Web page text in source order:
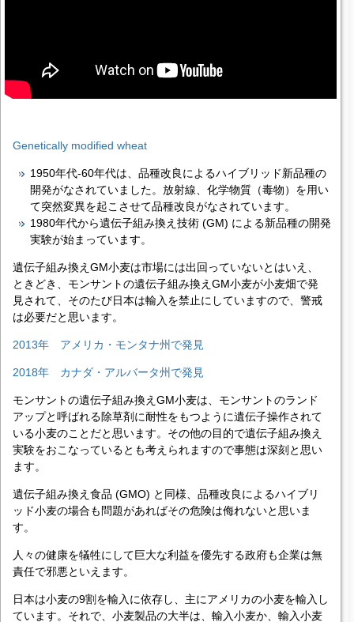
Genetically modified wheat
1950年代-60年代は、品種改良によるハイブリッド新品種の
開発がなされていました。放射線、化学物質（毒物）を用い
て突然変異を起こさせて品種改良がなされています。
1980年代から遺伝子組み換え技術 (GM) による新品種の開発
実験が始まっています。
遺伝子組み換えGM小麦は市場には出回っていないとはいえ、
ときどき、モンサントの遺伝子組み換えGM小麦が小麦畑で発
見されて、そのたび日本は輸入を禁止にしていますので、警戒
は必要だと思います。
2013年 アメリカ・モンタナ州で発見
2018年 カナダ・アルバータ州で発見
モンサントの遺伝子組み換えGM小麦は、モンサントのランド
アップと呼ばれる除草剤に耐性をもつように遺伝子操作されて
いる小麦のことだと思います。その他の目的で遺伝子組み換え
実験をおこなっているとも考えられますので事態は深刻と思い
ます。
遺伝子組み換え食品 (GMO) と同様、品種改良によるハイブリ
ッド小麦の場合も問題があればその危険は侮れないと思いま
す。
人々の健康を犠牲にして巨大な利益を優先する政府も企業は無
責任で邪悪といえます。
日本は小麦の9割を輸入に依存し、主にアメリカの小麦を輸入し
ています。それで、小麦製品の大半は、輸入小麦か、輸入小麦